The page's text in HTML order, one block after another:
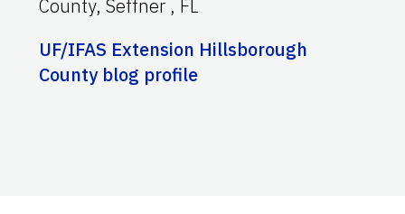
County, Seffner , FL
UF/IFAS Extension Hillsborough
County blog profile